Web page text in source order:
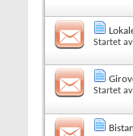
Startet av
Startet av